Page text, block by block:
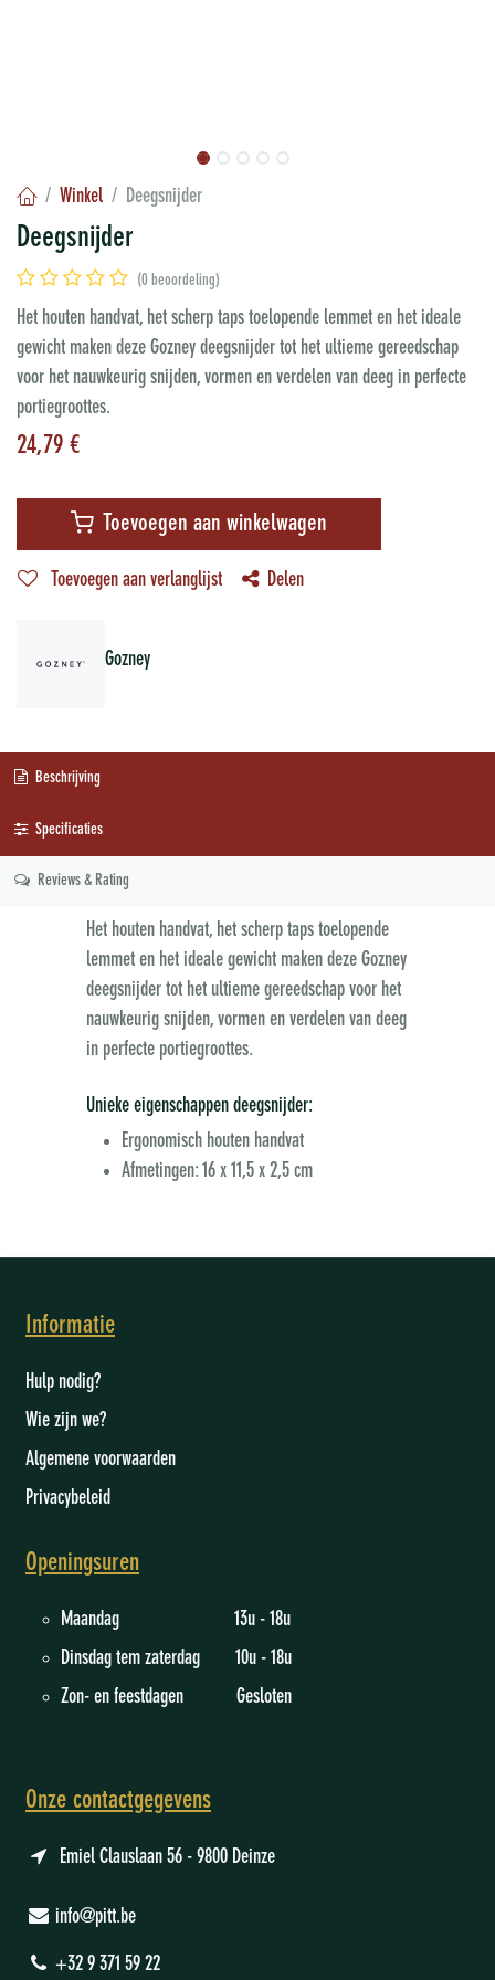
Winkel Deegsnijder
Deegsnijder
(0 beoordeling)
Het houten handvat, het scherp taps toelopende lemmet en het ideale
gewicht maken deze Gozney deegsnijder tot het ultieme gereedschap
voor het nauwkeurig snijden, vormen en verdelen van deeg in perfecte
portiegroottes.
24,79 €
Toevoegen aan winkelwagen
Toevoegen aan verlanglijst Delen
Gozney
Beschrijving
Specificaties
Reviews & Rating
Het houten handvat, het scherp taps toelopende
lemmet en het ideale gewicht maken deze Gozney
deegsnijder tot het ultieme gereedschap voor het
nauwkeurig snijden, vormen en verdelen van deeg
in perfecte portiegroottes.
Unieke eigenschappen deegsnijder:
Ergonomisch houten handvat
Afmetingen: 16 x 11,5 x 2,5 cm
Informatie
Hulp nodig?
Wie zijn we?
Algemene voorwaarden
Privacybeleid
Openingsuren
Maandag 13u - 18u
Dinsdag tem zaterdag 10u - 18u
Zon- en feestdagen Gesloten
Onze contactgegevens
Emiel Clauslaan 56 - 9800 Deinze
info@pitt.be
+32 9 371 59 22